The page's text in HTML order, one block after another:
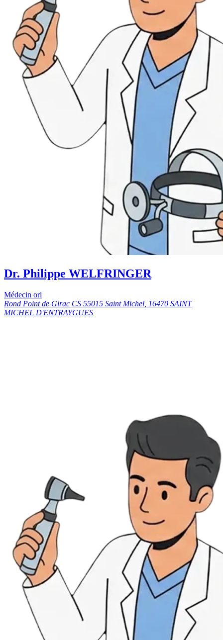
Dr. Philippe WELFRINGER
Médecin orl
Rond Point de Girac CS 55015 Saint Michel, 16470 SAINT
MICHEL D'ENTRAYGUES